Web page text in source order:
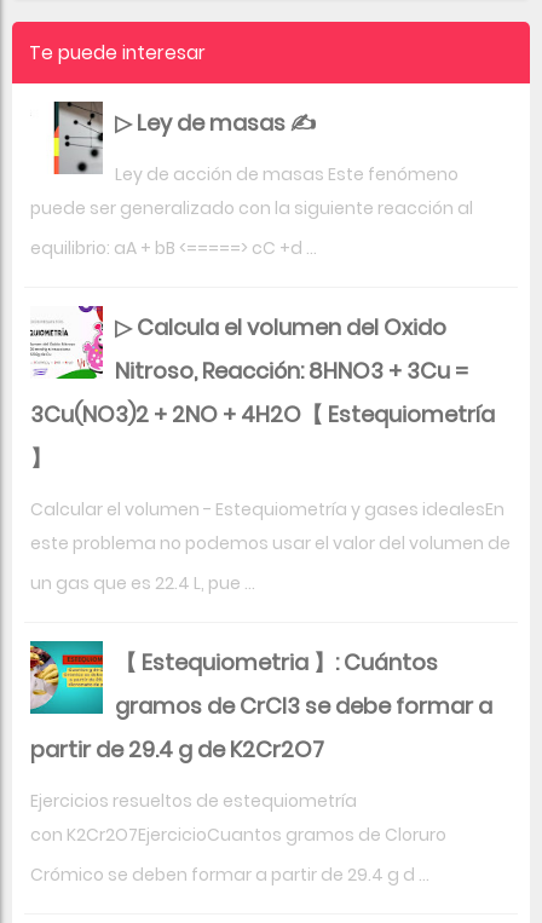
Te puede interesar
▷ Ley de masas ✍
Ley de acción de masas Este fenómeno
puede ser generalizado con la siguiente reacción al
equilibrio: aA + bB <=====> cC +d ...
▷ Calcula el volumen del Oxido
Nitroso, Reacción: 8HNO3 + 3Cu =
3Cu(NO3)2 + 2NO + 4H2O【 Estequiometría
】
Calcular el volumen - Estequiometría y gases idealesEn
este problema no podemos usar el valor del volumen de
un gas que es 22.4 L, pue ...
【 Estequiometria 】: Cuántos
gramos de CrCl3 se debe formar a
partir de 29.4 g de K2Cr2O7
Ejercicios resueltos de estequiometría
con K2Cr2O7EjercicioCuantos gramos de Cloruro
Crómico se deben formar a partir de 29.4 g d ...